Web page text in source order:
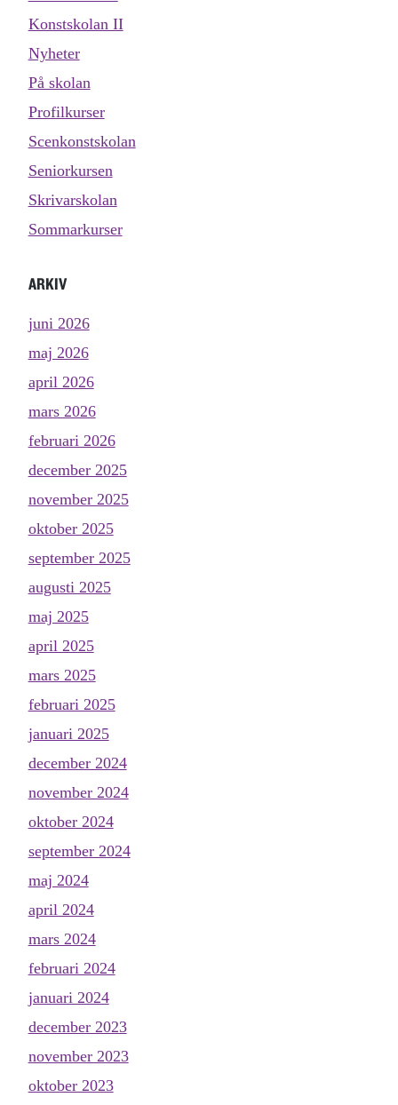
Konstskolan II
Nyheter
På skolan
Profilkurser
Scenkonstskolan
Seniorkursen
Skrivarskolan
Sommarkurser
ARKIV
juni 2026
maj 2026
april 2026
mars 2026
februari 2026
december 2025
november 2025
oktober 2025
september 2025
augusti 2025
maj 2025
april 2025
mars 2025
februari 2025
januari 2025
december 2024
november 2024
oktober 2024
september 2024
maj 2024
april 2024
mars 2024
februari 2024
januari 2024
december 2023
november 2023
oktober 2023